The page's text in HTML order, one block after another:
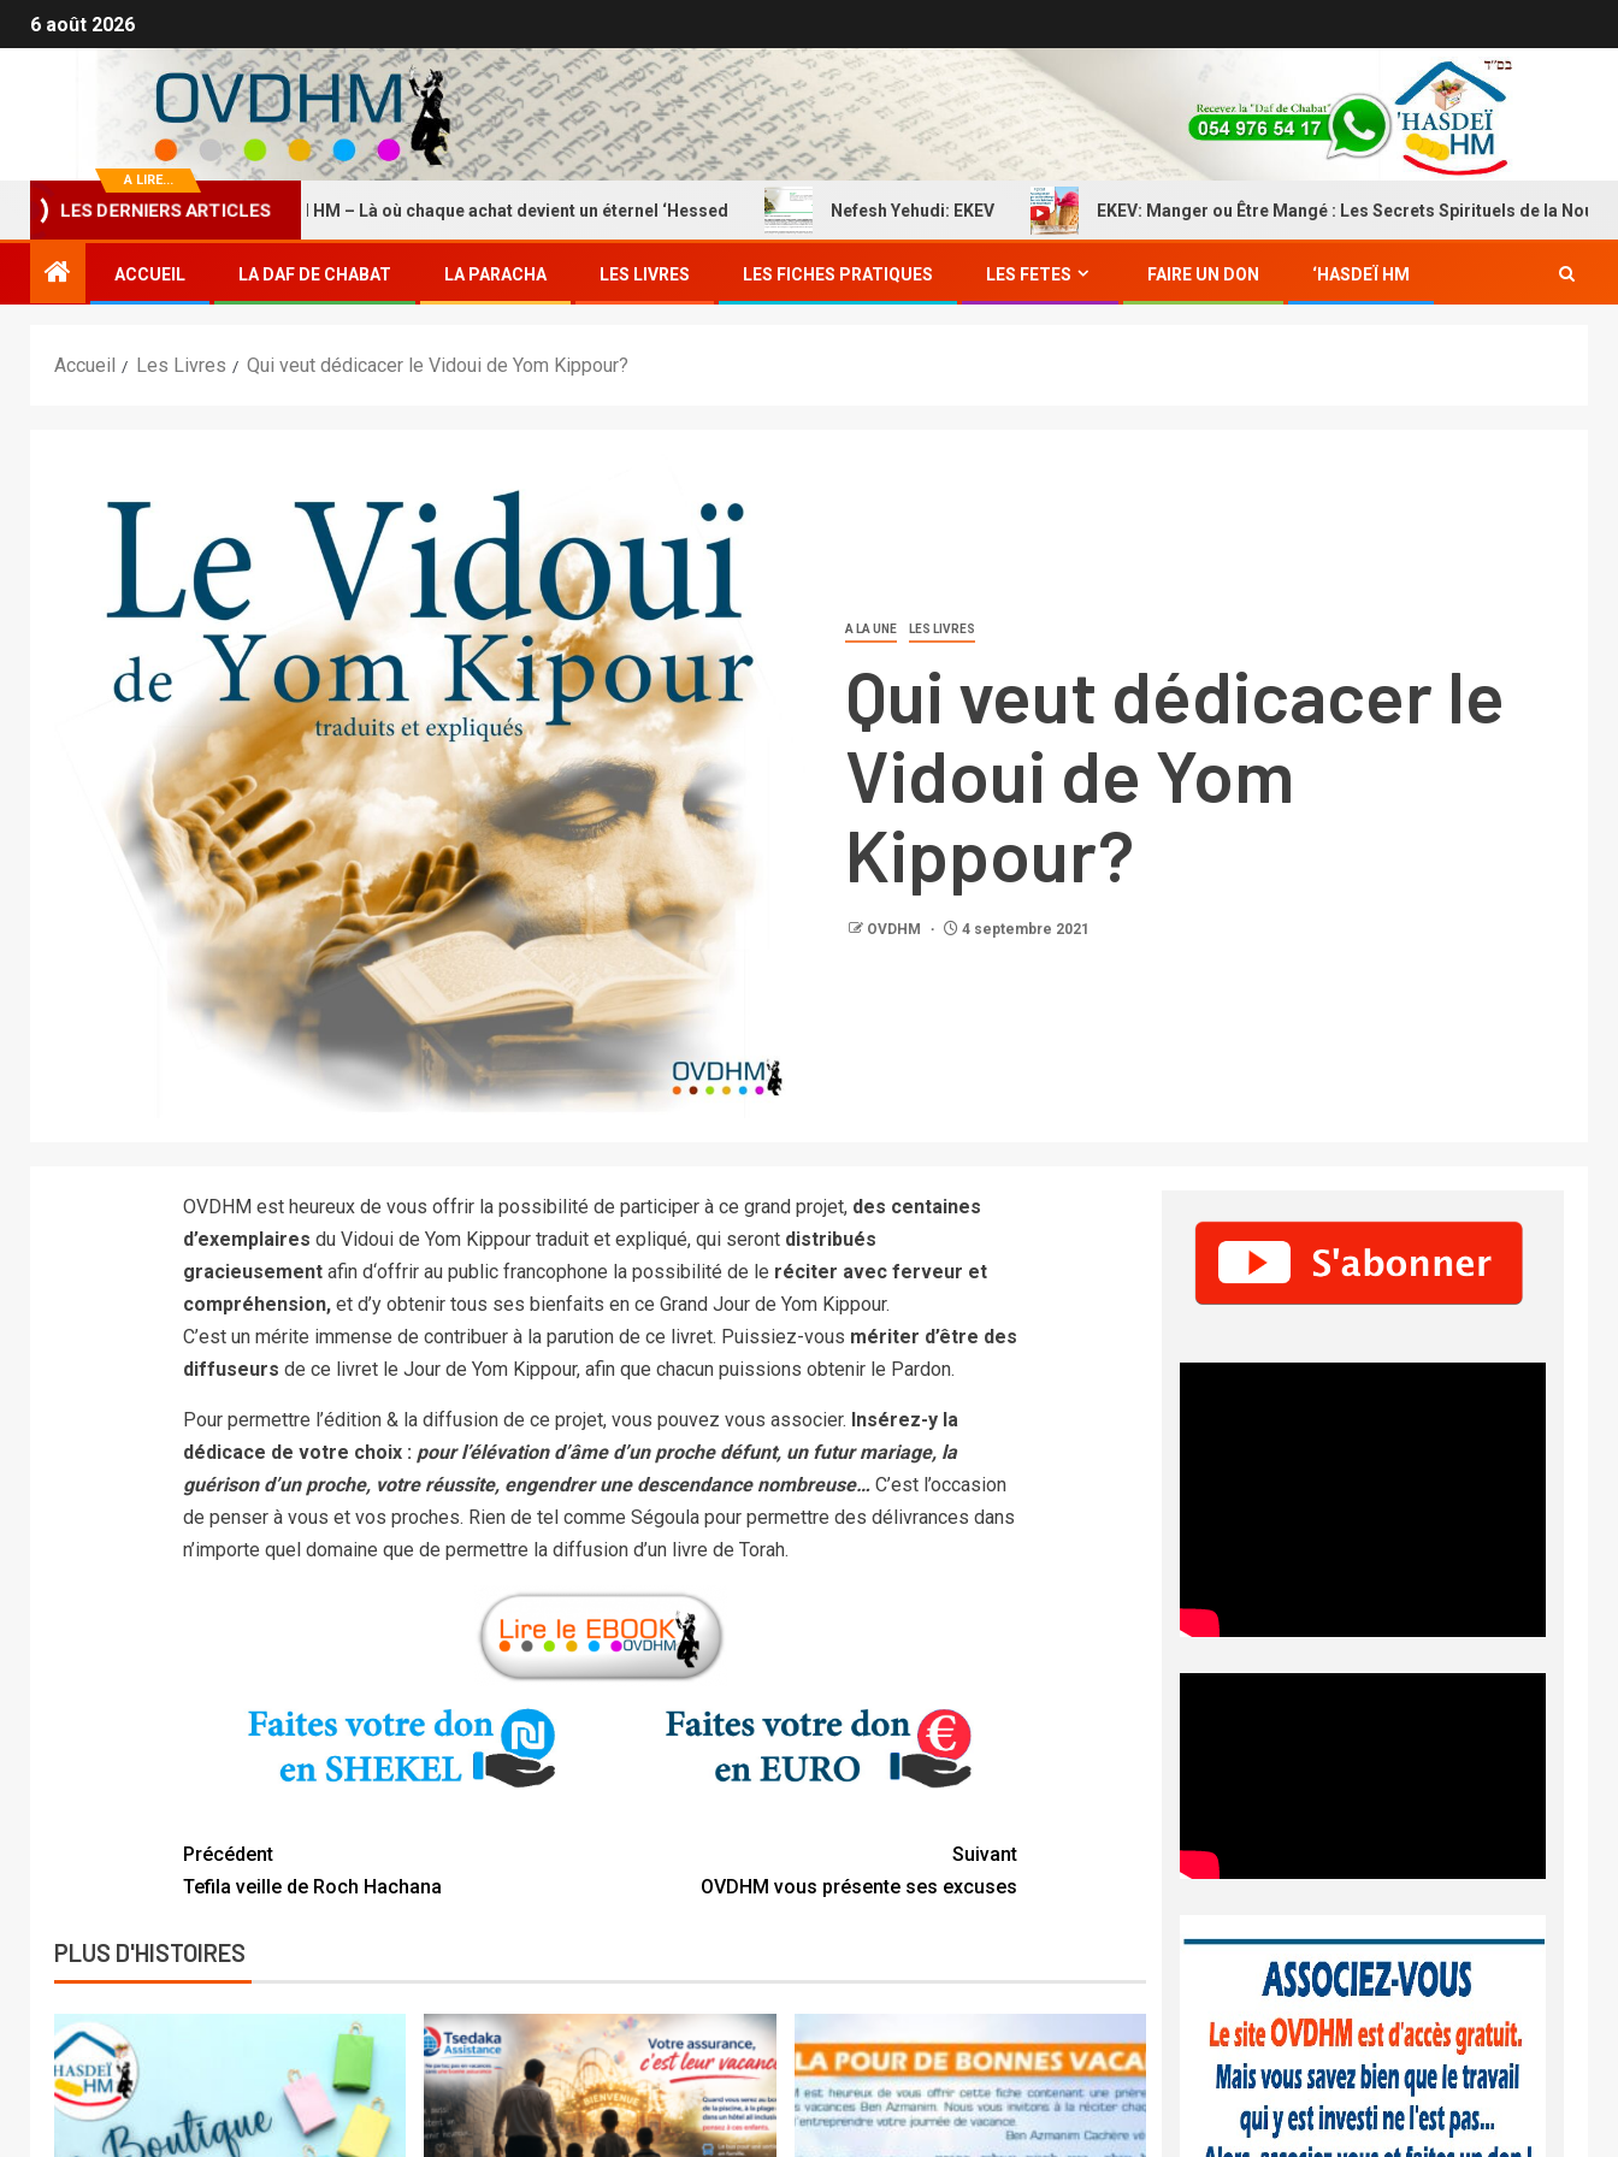
6 août 2026
A LIRE...
LES DERNIERS ARTICLES
La Boutique HASDEI HM – Là où chaque achat devient un éternel ‘Hessed Nefesh Yehudi: EKEV EKEV: Manger ou Être Mangé : Les Secrets Spirituels de la Nourriture
ACCUEIL LA DAF DE CHABAT LA PARACHA LES LIVRES LES FICHES PRATIQUES LES FETES FAIRE UN DON ‘HASDEÏ HM
Accueil Les Livres Qui veut dédicacer le Vidoui de Yom Kippour?
A LA UNE LES LIVRES
Qui veut dédicacer le
Vidoui de Yom
Kippour?
OVDHM 4 septembre 2021
OVDHM est heureux de vous offrir la possibilité de participer à ce grand projet, des centaines
d’exemplaires du Vidoui de Yom Kippour traduit et expliqué, qui seront distribués
gracieusementafin d‘offrir au public francophone la possibilité de le réciter avec ferveur et
compréhension,et d’y obtenir tous ses bienfaits en ce Grand Jour de Yom Kippour.
C’est un mérite immense de contribuer à la parution de ce livret. Puissiez-vous mériter d’être des
diffuseurs de ce livret le Jour de Yom Kippour, afin que chacun puissions obtenir le Pardon.
Pour permettre l’édition & la diffusion de ce projet, vous pouvez vous associer. Insérez-y la
dédicace de votre choix : pour l’élévation d’âme d’un proche défunt, un futur mariage, la
guérison d’un proche, votre réussite, engendrer une descendance nombreuse…C’est l’occasion
de penser à vous et vos proches. Rien de tel comme Ségoula pour permettre des délivrances dans
n’importe quel domaine que de permettre la diffusion d’un livre de Torah.
Précédent
Tefila veille de Roch Hachana
Suivant
OVDHM vous présente ses excuses
PLUS D'HISTOIRES